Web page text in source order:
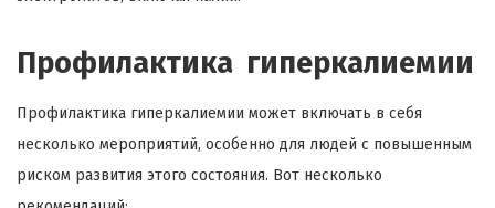
Профилактика гиперкалиемии
Профилактика гиперкалиемии может включать в себя
несколько мероприятий, особенно для людей с повышенным
риском развития этого состояния. Вот несколько